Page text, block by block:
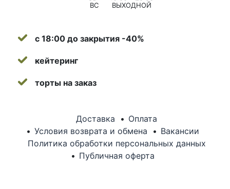
ВС
ВЫХОДНОЙ
с 18:00 до закрытия -40%
кейтеринг
торты на заказ
Доставка
Оплата
Условия возврата и обмена
Вакансии
Политика обработки персональных данных
Публичная оферта